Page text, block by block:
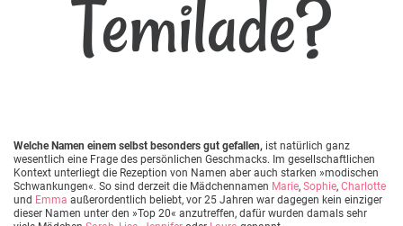
Temilade?
Welche Namen einem selbst besonders gut gefallen, ist natürlich ganz
wesentlich eine Frage des persönlichen Geschmacks. Im gesellschaftlichen
Kontext unterliegt die Rezeption von Namen aber auch starken »modischen
Schwankungen«. So sind derzeit die Mädchennamen Marie, Sophie, Charlotte
und Emma außerordentlich beliebt, vor 25 Jahren war dagegen kein einziger
dieser Namen unter den »Top 20« anzutreffen, dafür wurden damals sehr